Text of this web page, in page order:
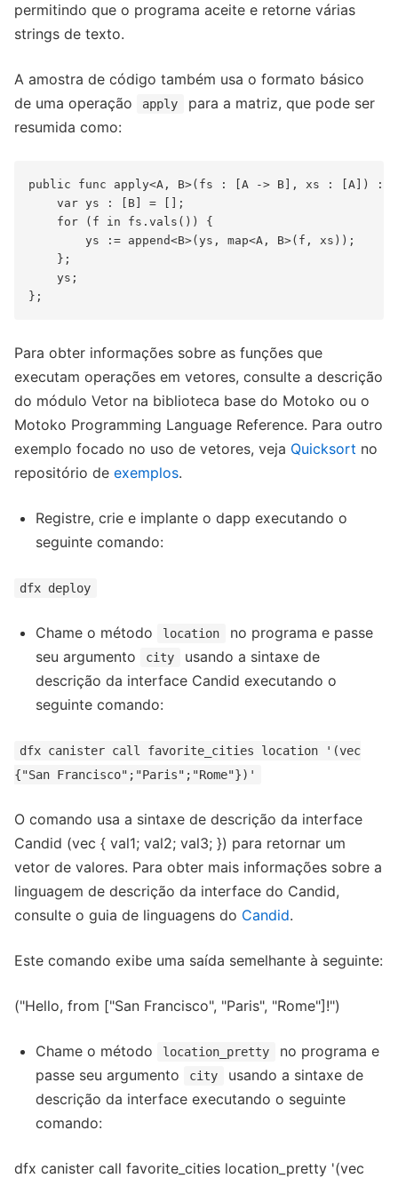
permitindo que o programa aceite e retorne várias
strings de texto.
A amostra de código também usa o formato básico
de uma operação
apply
para a matriz, que pode ser
resumida como:
public func apply<A, B>(fs : [A -> B], xs : [A]) :
    var ys : [B] = [];
    for (f in fs.vals()) {
        ys := append<B>(ys, map<A, B>(f, xs));
    };
    ys;
Para obter informações sobre as funções que
executam operações em vetores, consulte a descrição
do módulo Vetor na biblioteca base do Motoko ou o
Motoko Programming Language Reference. Para outro
exemplo focado no uso de vetores, veja Quicksort no
repositório de exemplos.
Registre, crie e implante o dapp executando o
seguinte comando:
dfx deploy
Chame o método location
no programa e passe
seu argumento
city
usando a sintaxe de
descrição da interface Candid executando o
seguinte comando:
dfx canister call favorite_cities location '(vec
{"San Francisco";"Paris";"Rome"})'
O comando usa a sintaxe de descrição da interface
Candid (vec { val1; val2; val3; }) para retornar um
vetor de valores. Para obter mais informações sobre a
linguagem de descrição da interface do Candid,
consulte o guia de linguagens do Candid.
Este comando exibe uma saída semelhante à seguinte:
("Hello, from ["San Francisco", "Paris", "Rome"]!")
Chame o método location_pretty
no programa e
passe seu argumento
city
usando a sintaxe de
descrição da interface executando o seguinte
comando:
dfx canister call favorite_cities location_pretty '(vec